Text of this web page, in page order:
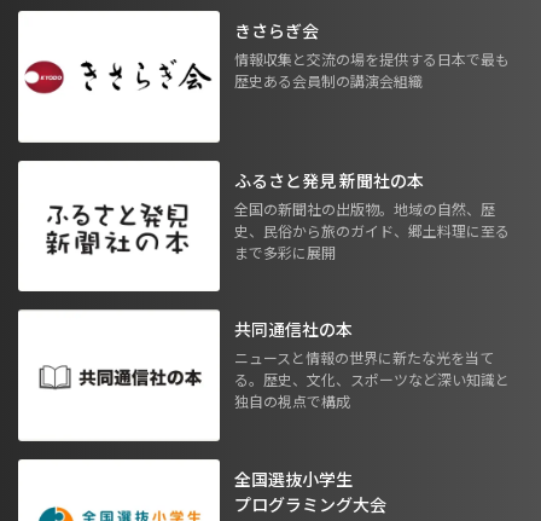
きさらぎ会
情報収集と交流の場を提供する日本で最も
歴史ある会員制の講演会組織
ふるさと発見 新聞社の本
全国の新聞社の出版物。地域の自然、歴
史、民俗から旅のガイド、郷土料理に至る
まで多彩に展開
共同通信社の本
ニュースと情報の世界に新たな光を当て
る。歴史、文化、スポーツなど深い知識と
独自の視点で構成
全国選抜小学生
プログラミング大会